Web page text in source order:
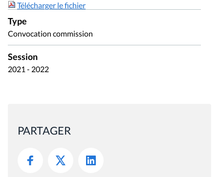
Télécharger le fichier
Type
Convocation commission
Session
2021 - 2022
PARTAGER